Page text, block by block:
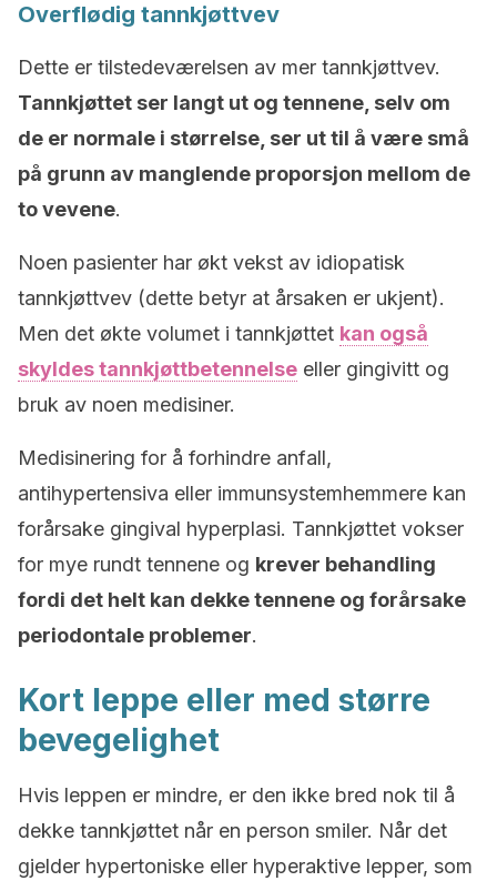
Overflødig tannkjøttvev
Dette er tilstedeværelsen av mer tannkjøttvev.
Tannkjøttet ser langt ut og tennene, selv om
de er normale i størrelse, ser ut til å være små
på grunn av manglende proporsjon mellom de
to vevene.
Noen pasienter har økt vekst av idiopatisk
tannkjøttvev (dette betyr at årsaken er ukjent).
Men det økte volumet i tannkjøttet kan også
skyldes tannkjøttbetennelse eller gingivitt og
bruk av noen medisiner.
Medisinering for å forhindre anfall,
antihypertensiva eller immunsystemhemmere kan
forårsake gingival hyperplasi. Tannkjøttet vokser
for mye rundt tennene og krever behandling
fordi det helt kan dekke tennene og forårsake
periodontale problemer.
Kort leppe eller med større
bevegelighet
Hvis leppen er mindre, er den ikke bred nok til å
dekke tannkjøttet når en person smiler. Når det
gjelder hypertoniske eller hyperaktive lepper, som